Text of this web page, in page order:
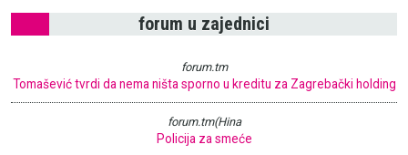
forum u zajednici
forum.tm
Tomašević tvrdi da nema ništa sporno u kreditu za Zagrebački holding
forum.tm(Hina
Policija za smeće